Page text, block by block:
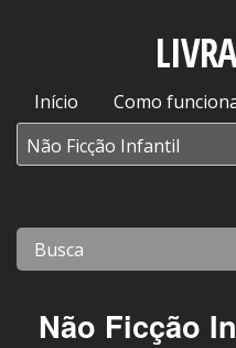
Início Como
Não Ficção